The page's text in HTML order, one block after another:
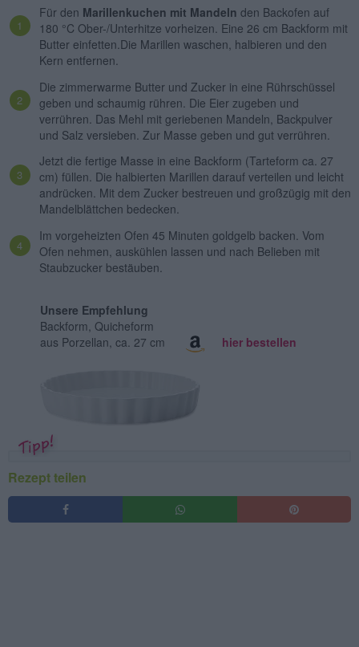
Für den Marillenkuchen mit Mandeln den Backofen auf
180 °C Ober-/Unterhitze vorheizen. Eine 26 cm Backform mit
Butter einfetten.Die Marillen waschen, halbieren und den
Kern entfernen.
Die zimmerwarme Butter und Zucker in eine Rührschüssel
geben und schaumig rühren. Die Eier zugeben und
verrühren. Das Mehl mit geriebenen Mandeln, Backpulver
und Salz versieben. Zur Masse geben und gut verrühren.
Jetzt die fertige Masse in eine Backform (Tarteform ca. 27
cm) füllen. Die halbierten Marillen darauf verteilen und leicht
andrücken. Mit dem Zucker bestreuen und großzügig mit den
Mandelblättchen bedecken.
Im vorgeheizten Ofen 45 Minuten goldgelb backen. Vom
Ofen nehmen, auskühlen lassen und nach Belieben mit
Staubzucker bestäuben.
Unsere Empfehlung
Backform, Quicheform
aus Porzellan, ca. 27 cm
hier bestellen
Rezept teilen